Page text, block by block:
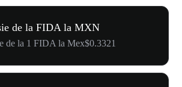
de la FIDA la MXN
de la 1 FIDA la Mex$0.3321